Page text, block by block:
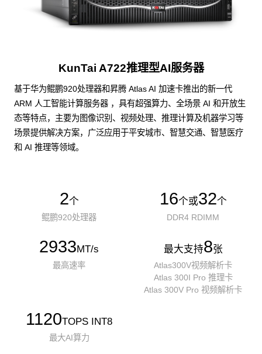
KunTai A722推理型AI服务器
基于华为鲲鹏920处理器和昇腾 Atlas AI 加速卡推出的新一代
ARM 人工智能计算服务器 ，具有超强算力、全场景 AI 和开放生
态等特点，主要为图像识别、视频处理、推理计算及机器学习等
场景提供解决方案，广泛应用于平安城市、智慧交通、智慧医疗
和 AI 推理等领域。
2个
鲲鹏920处理器
16个或32个
DDR4 RDIMM
2933MT/s
最高速率
最大支持8张
Atlas300V视频解析卡
Atlas 300I Pro 推理卡
Atlas 300V Pro 视频解析卡
1120TOPS INT8
最大AI算力